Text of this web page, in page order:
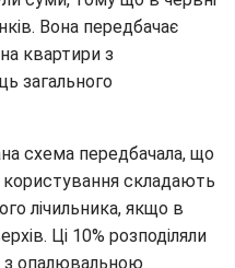
Вона передбачає
квартири з
загального
схема передбачала, що
користування складають
лічильника, якщо в
Ці 10% розподіляли
з опалювальною